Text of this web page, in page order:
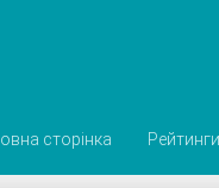
сторінка Рейтинги